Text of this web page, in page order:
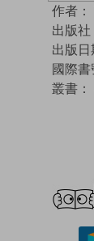
作者：
出版社
出版日
國際書
叢書：